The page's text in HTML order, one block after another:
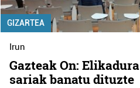
GIZARTEA
Irun
Gazteak On:
sariak banatu dituzte